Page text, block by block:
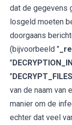
dat de gegevens
losgeld moeten
doorgaans
(bijvoorbeeld "
"
"
van de naam van
manier om de
echter dat veel